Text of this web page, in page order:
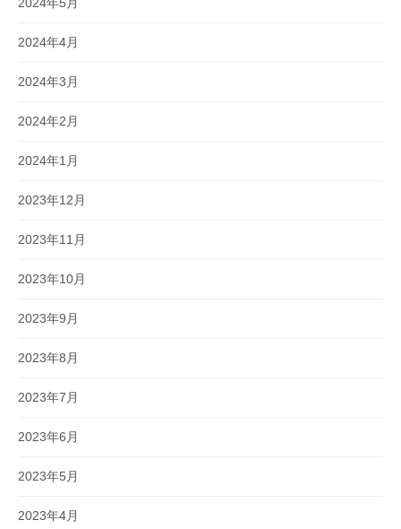
2024年4月
2024年3月
2024年2月
2024年1月
2023年12月
2023年11月
2023年10月
2023年9月
2023年8月
2023年7月
2023年6月
2023年5月
2023年4月